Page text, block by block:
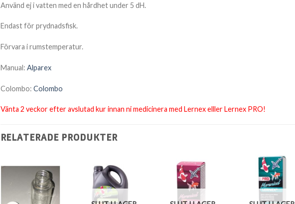
Använd ej i vatten med en hårdhet under 5 dH.
Endast för prydnadsfisk.
Förvara i rumstemperatur.
Manual: Alparex
Colombo: Colombo
Vänta 2 veckor efter avslutad kur innan ni medicinera med Lernex elller Lernex PRO!
RELATERADE PRODUKTER